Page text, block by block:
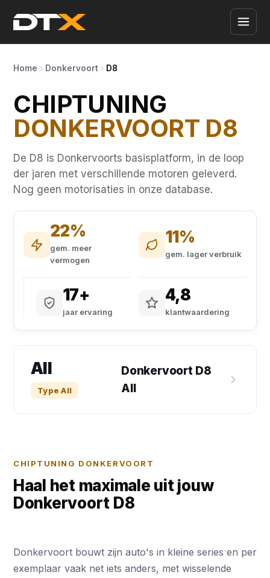
Home Donkervoort D8
CHIPTUNING
DONKERVOORT D8
De D8 is Donkervoorts basisplatform, in de loop
der jaren met verschillende motoren geleverd.
Nog geen motorisaties in onze database.
22%
gem. meer
vermogen
11%
gem. lager verbruik
17+
jaar ervaring
4,8
klantwaardering
All
Type All
Donkervoort D8
All
CHIPTUNING DONKERVOORT
Haal het maximale uit jouw
Donkervoort D8
Donkervoort bouwt zijn auto's in kleine series en per
exemplaar vaak net iets anders, met wisselende